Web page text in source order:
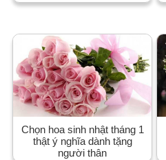
Chọn hoa sinh nhật tháng 1
thật ý nghĩa dành tặng
người thân